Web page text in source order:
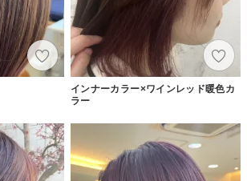
インナーカラー×ワインレッド暖色カ
ラー